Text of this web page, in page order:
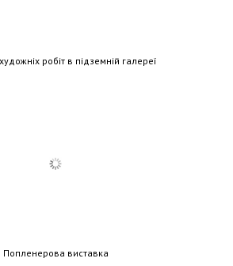
робіт в підземній галереї
Попленерова виставка